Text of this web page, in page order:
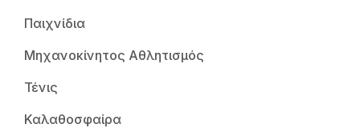
Παιχνίδια
Μηχανοκίνητος Αθλητισμός
Τένις
Καλαθοσφαίρα